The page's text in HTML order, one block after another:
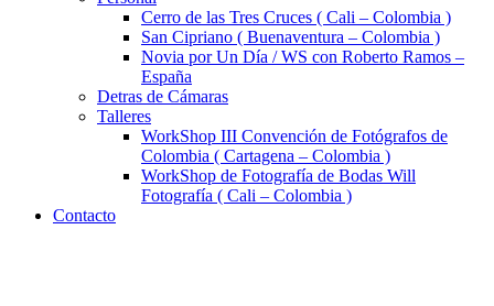
Cerro de las Tres Cruces ( Cali – Colombia )
San Cipriano ( Buenaventura – Colombia )
Novia por Un Día / WS con Roberto Ramos –
España
Detras de Cámaras
Talleres
WorkShop III Convención de Fotógrafos de
Colombia ( Cartagena – Colombia )
WorkShop de Fotografía de Bodas Will
Fotografía ( Cali – Colombia )
Contacto